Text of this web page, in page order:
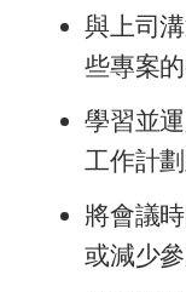
與上司
些專案的
學習並
工作計
將會議
或減少